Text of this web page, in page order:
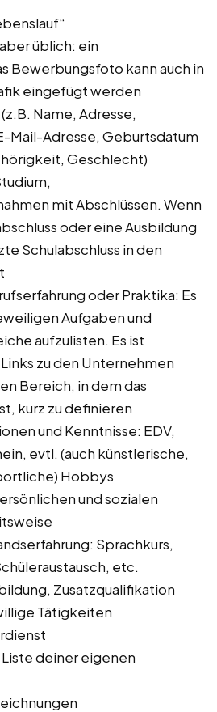
üblich: ein
Bewerbungsfoto kann auch in
eingefügt werden
Name, Adresse,
Mail-Adresse, Geburtsdatum
Geschlecht)
mit Abschlüssen. Wenn
oder eine Ausbildung
Schulabschluss in den
oder Praktika: Es
Aufgaben und
aufzulisten. Es ist
zu den Unternehmen
Bereich, in dem das
kurz zu definieren
und Kenntnisse: EDV,
evtl. (auch künstlerische,
Hobbys
und sozialen
Sprachkurs,
etc.
Zusatzqualifikation
Tätigkeiten
deiner eigenen